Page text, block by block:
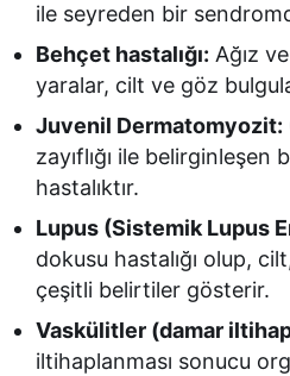
ile seyreden bir
Behçet hastalığı: Ağız
yaralar, cilt ve göz
Juvenil Dermatomyozit:
zayıflığı ile belirginleşen
hastalıktır.
Lupus (Sistemik Lupus
dokusu hastalığı olup,
çeşitli belirtiler gösterir.
Vaskülitler (damar
iltihaplanması sonucu